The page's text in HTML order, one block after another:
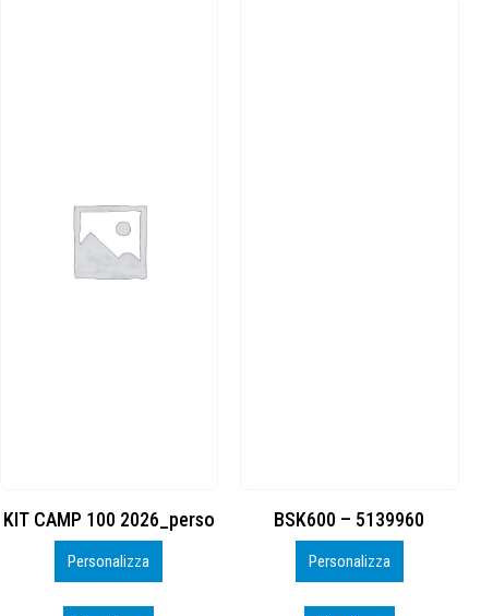
BSK600 – 5139960
Personalizza
DTF
Personalizza